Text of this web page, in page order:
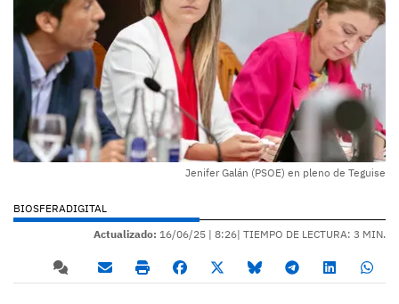
Jenifer Galán (PSOE) en pleno de Teguise
BIOSFERADIGITAL
Actualizado: 16/06/25 | 8:26| TIEMPO DE LECTURA: 3 MIN.